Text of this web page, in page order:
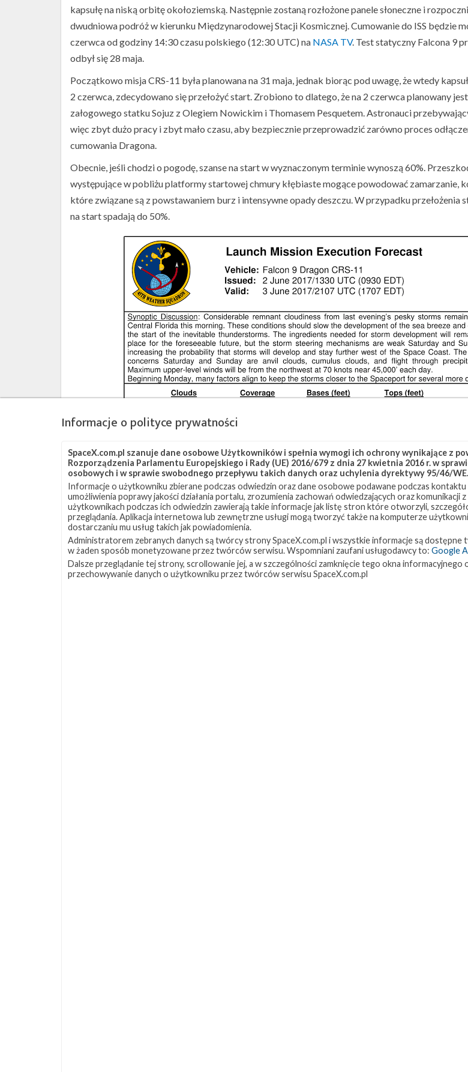
kapsułę na niską orbitę okołoziemską. Następnie zostaną rozłożone panele słoneczne i
dwudniowa podróż w kierunku Międzynarodowej Stacji Kosmicznej. Cumowanie do ISS będzie
czerwca od godziny 14:30 czasu polskiego (12:30 UTC) na NASA TV. Test statyczny Falcona 9
odbył się 28 maja.
Początkowo misja CRS-11 była planowana na 31 maja, jednak biorąc pod uwagę, że wtedy
2 czerwca, zdecydowano się przełożyć start. Zrobiono to dlatego, że na 2 czerwca planowany
załogowego statku Sojuz z Olegiem Nowickim i Thomasem Pesquetem. Astronauci
więc zbyt dużo pracy i zbyt mało czasu, aby bezpiecznie przeprowadzić zarówno proces
cumowania Dragona.
Obecnie, jeśli chodzi o pogodę, szanse na start w wyznaczonym terminie wynoszą 60%.
występujące w pobliżu platformy startowej chmury kłębiaste mogące powodować zamarzanie,
które związane są z powstawaniem burz i intensywne opady deszczu. W przypadku przełożenia
na start spadają do 50%.
Informacje o polityce prywatności
SpaceX.com.pl szanuje dane osobowe Użytkowników i spełnia wymogi ich ochrony wynikające z
Rozporządzenia Parlamentu Europejskiego i Rady (UE) 2016/679 z dnia 27 kwietnia 2016 r. w
osobowych i w sprawie swobodnego przepływu takich danych oraz uchylenia dyrektywy 95/46/WE.
Informacje o użytkowniku zbierane podczas odwiedzin oraz dane osobowe podawane podczas
umożliwienia poprawy jakości działania portalu, zrozumienia zachowań odwiedzających oraz
użytkownikach podczas ich odwiedzin zawierają takie informacje jak listę stron które otworzyli,
przeglądania. Aplikacja internetowa lub zewnętrzne usługi mogą tworzyć także na komputerze
dostarczaniu mu usług takich jak powiadomienia.
Administratorem zebranych danych są twórcy strony SpaceX.com.pl i wszystkie informacje są dostępne
w żaden sposób monetyzowane przez twórców serwisu. Wspomniani zaufani usługodawcy to: Google
Dalsze przeglądanie tej strony, scrollowanie jej, a w szczególności zamknięcie tego okna
przechowywanie danych o użytkowniku przez twórców serwisu SpaceX.com.pl